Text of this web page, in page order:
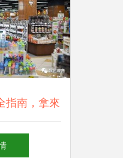
指南，拿來